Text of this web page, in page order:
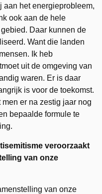
aan het energieprobleem,
ook aan de hele
Daar kunnen de
Want die landen
Ik heb
uit de omgeving van
waren. Er is daar
is voor de toekomst.
er na zestig jaar nog
bepaalde formule te
veroorzaakt
van onze
van onze